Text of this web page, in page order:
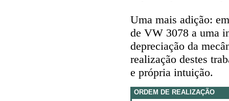
Uma mais adição:
de VW 3078 a uma
depreciação da
realização destes
e própria intuição.
ORDEM DE REALIZAÇÃO